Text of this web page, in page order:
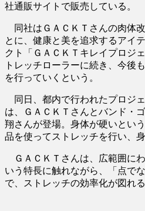
社通販サイトで販売している。
同社はＧＡＣＫＴさんの肉体
とに、健康と美を追求するアイ
クト「ＧＡＣＫＴキレイプロジ
トレッチローラーに続き、今後
を行っていくという。
同日、都内で行われたプロジ
は、ＧＡＣＫＴさんとバンド・
翔さんが登場。身体が硬いとい
品を使ってストレッチを行い、
ＧＡＣＫＴさんは、広範囲に
いう特長に触れながら、「点で
で、ストレッチの効率化が図れ